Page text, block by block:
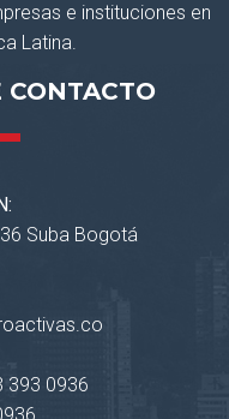
e instituciones en
Latina.
Suba Bogotá
393 0936